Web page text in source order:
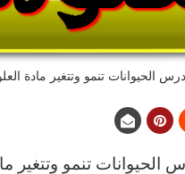
الحيوانات تنمو وتتغير مادة العلوم
تنمو وتتغير